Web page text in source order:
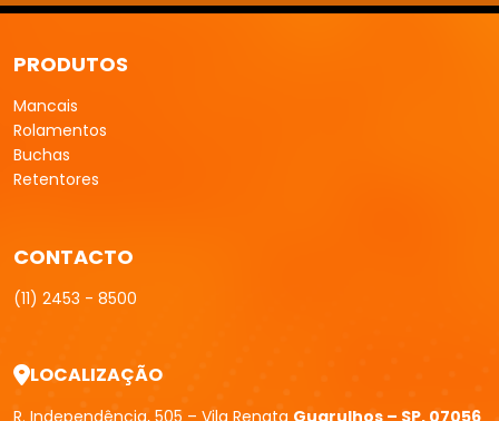
PRODUTOS
Mancais
Rolamentos
Buchas
Retentores
CONTACTO
(11) 2453 - 8500
LOCALIZAÇÃO